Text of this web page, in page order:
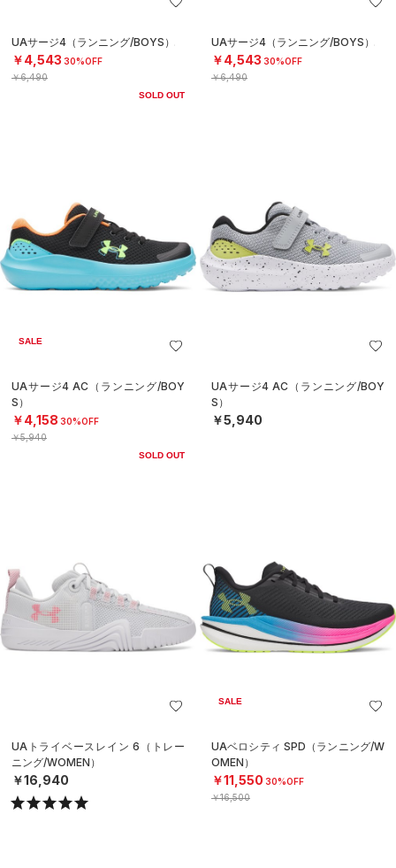
UAサージ4（ランニング/BOYS）
￥4,543 30%OFF
￥6,490
SOLD OUT
UAサージ4（ランニング/BOYS）
￥4,543 30%OFF
￥6,490
SALE
UAサージ4 AC（ランニング/BOY
S）
￥4,158 30%OFF
￥5,940
SOLD OUT
UAサージ4 AC（ランニング/BOY
S）
￥5,940
UAトライベースレイン 6（トレー
ニング/WOMEN）
￥16,940
SALE
UAベロシティ SPD（ランニング/W
OMEN）
￥11,550 30%OFF
￥16,500